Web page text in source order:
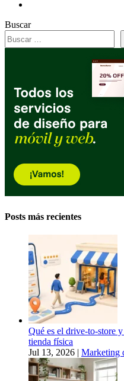
Buscar
Posts más recientes
Qué es el drive-to-store
tienda física
Jul 13, 2026 | Marketing